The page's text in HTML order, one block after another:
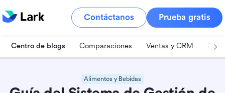
Contáctanos Prueba gratis
Centro de blogs Comparaciones Ventas y CRM
Alimentos y Bebidas